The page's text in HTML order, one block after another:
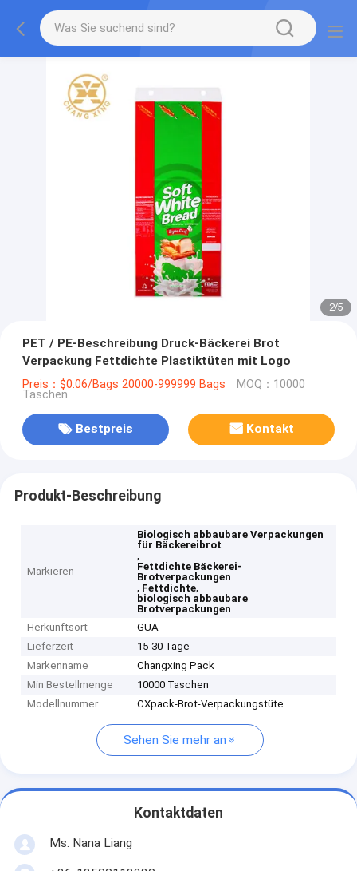
2/5
PET / PE-Beschreibung Druck-Bäckerei Brot
Verpackung Fettdichte Plastiktüten mit Logo
Preis：$0.06/Bags 20000-999999 Bags MOQ：10000
Taschen
Bestpreis Kontakt
Produkt-Beschreibung
Markieren
Biologisch abbaubare Verpackungen
für Bäckereibrot
,
Fettdichte Bäckerei-
Brotverpackungen
, Fettdichte,
biologisch abbaubare
Brotverpackungen
Herkunftsort
GUA
Lieferzeit
15-30 Tage
Markenname
Changxing Pack
Min Bestellmenge
10000 Taschen
Modellnummer
CXpack-Brot-Verpackungstüte
Sehen Sie mehr an
Kontaktdaten
Ms. Nana Liang